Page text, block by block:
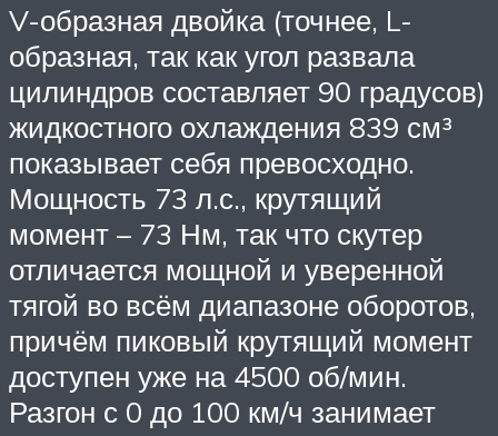
V-образная двойка (точнее, L-
образная, так как угол развала
цилиндров составляет 90 градусов)
жидкостного охлаждения 839 см³
показывает себя превосходно.
Мощность 73 л.с., крутящий
момент – 73 Нм, так что скутер
отличается мощной и уверенной
тягой во всём диапазоне оборотов,
причём пиковый крутящий момент
доступен уже на 4500 об/мин.
Разгон с 0 до 100 км/ч занимает